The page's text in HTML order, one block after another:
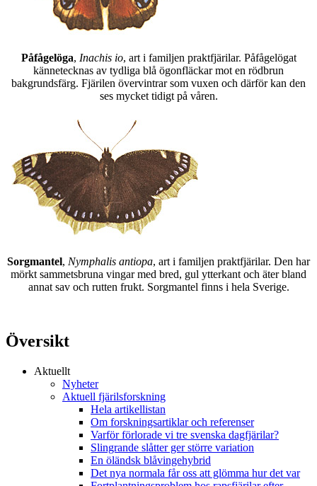
Påfågelöga, Inachis io, art i familjen praktfjärilar. Påfågelögat
kännetecknas av tydliga blå ögonfläckar mot en rödbrun
bakgrundsfärg. Fjärilen övervintrar som vuxen och därför kan den
ses mycket tidigt på våren.
Sorgmantel, Nymphalis antiopa, art i familjen praktfjärilar. Den har
mörkt sammetsbruna vingar med bred, gul ytterkant och äter bland
annat sav och rutten frukt. Sorgmantel finns i hela Sverige.
Översikt
Aktuellt
Nyheter
Aktuell fjärilsforskning
Hela artikellistan
Om forskningsartiklar och referenser
Varför förlorade vi tre svenska dagfjärilar?
Slingrande slåtter ger större variation
En öländsk blåvingehybrid
Det nya normala får oss att glömma hur det var